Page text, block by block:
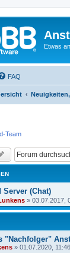
Etwas
FAQ
Team
Server (Chat)
» 03.07.2017,
"Nachfolger"
» 01.07.2020, 11:46